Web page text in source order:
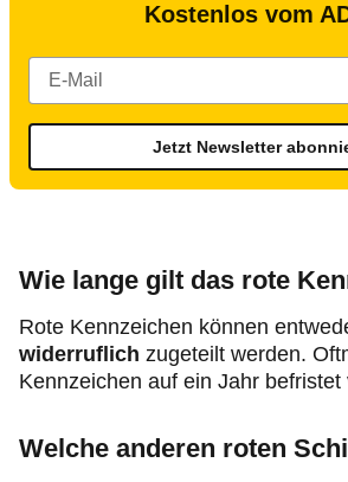
Kostenlos vom
Jetzt Newsletter
Wie lange gilt das rote
Rote Kennzeichen können
widerruflich zugeteilt werden.
Kennzeichen auf ein Jahr befristet
Welche anderen roten